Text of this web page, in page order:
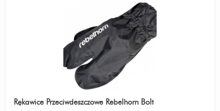
Rękawice Przeciwdeszczowe Rebelhorn Bolt